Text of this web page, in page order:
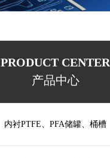
PRODUCT CENTER
产品中心
内衬PTFE、PFA储罐、桶槽